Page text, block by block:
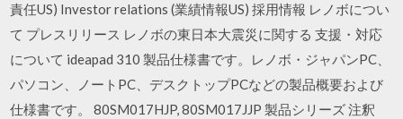
責任US) Investor relations (業績情報US) 採用情報 レノボについ
て プレスリリース レノボの東日本大震災に関する 支援・対応
について ideapad 310 製品仕様書です。レノボ・ジャパンPC、
パソコン、ノートPC、デスクトップPCなどの製品概要および
仕様書です。 80SM017HJP, 80SM017JJP 製品シリーズ 注釈